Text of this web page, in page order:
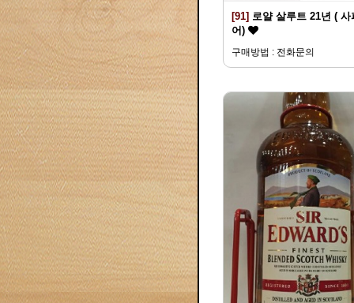
[91] 로얄 살루트 21년 ( 사
어)
구매방법 : 전화문의